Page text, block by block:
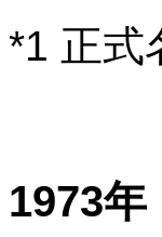
*1 正式
1973年